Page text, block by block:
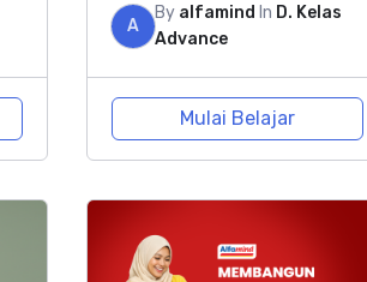
A
By alfamind In D. Kelas
Advance
Mulai Belajar